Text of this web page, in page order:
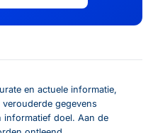
en actuele informatie,
gegevens
informatief doel. Aan de